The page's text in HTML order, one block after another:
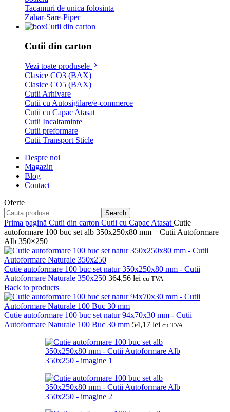
Tacamuri de unica folosinta
Zahar-Sare-Piper
Cutii din carton
Cutii din carton
Vezi toate produsele
Clasice CO3 (BAX)
Clasice CO5 (BAX)
Cutii Arhivare
Cutii cu Autosigilare/e-commerce
Cutii cu Capac Atasat
Cutii Incaltaminte
Cutii preformare
Cutii Transport Sticle
Despre noi
Magazin
Blog
Contact
Oferte
Search
Prima pagină Cutii din carton Cutii cu Capac Atasat Cutie
autoformare 100 buc set alb 350x250x80 mm – Cutii Autoformare
Alb 350×250
Cutie autoformare 100 buc set natur 350x250x80 mm - Cutii
Autoformare Naturale 350x250 364,56 lei cu TVA
Back to products
Cutie autoformare 100 buc set natur 94x70x30 mm - Cutii
Autoformare Naturale 100 Buc 30 mm 54,17 lei cu TVA